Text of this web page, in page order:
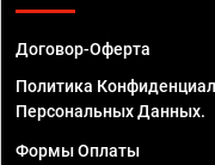
Договор-Оферта
Политика
Персональных Данных.
Формы Оплаты